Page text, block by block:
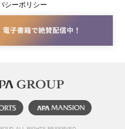
シーポリシー